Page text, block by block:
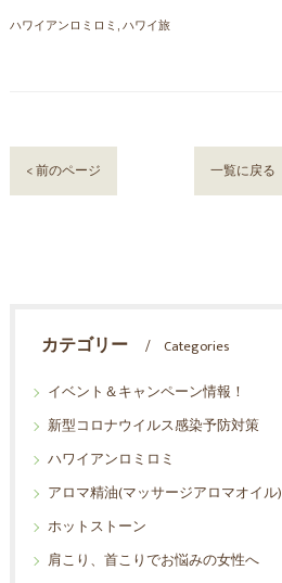
ハワイアンロミロミ ハワイ旅
< 前のページ 一覧に戻る
カテゴリー
Categories
イベント＆キャンペーン情報！
新型コロナウイルス感染予防対策
ハワイアンロミロミ
アロマ精油(マッサージアロマオイル)
ホットストーン
肩こり、首こりでお悩みの女性へ